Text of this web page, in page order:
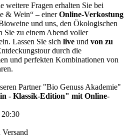
weitere Fragen erhalten Sie bei
& Wein“ – einerOnline-Verkostung
und uns, den Ökologischen
Sie zu einem Abend voller
Lassen Sie sich live und von zu
durch die
und perfekten Kombinationen von
Partner "Bio Genuss Akademie"
- Klassik-Edition" mit Online-
20:30